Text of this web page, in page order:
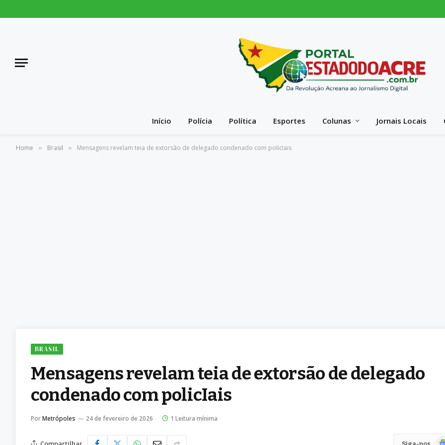
Início Polícia Política Esportes Colunas Jornais Locais
Home » Brasil » Mensagens revelam teia de extorsão de delegado condenado com policIais
BRASIL
Mensagens revelam teia de extorsão de delegado
condenado com policIais
PorMetrópoles 24 de fevereiro de 2026 1 Leitura mínima
Siga-nos